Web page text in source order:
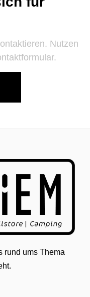
Nutzen
rund ums Thema